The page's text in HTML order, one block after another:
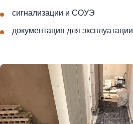
сигнализации и СОУЭ
документация для эксплуатации